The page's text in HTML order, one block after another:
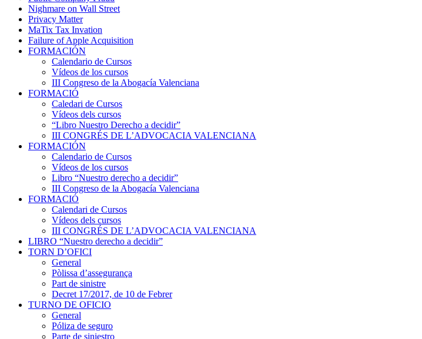
Nighmare on Wall Street
Privacy Matter
MaTix Tax Invation
Failure of Apple Acquisition
FORMACIÓN
Calendario de Cursos
Vídeos de los cursos
III Congreso de la Abogacía Valenciana
FORMACIÓ
Caledari de Cursos
Vídeos dels cursos
“Libro Nuestro Derecho a decidir”
III CONGRÉS DE L’ADVOCACIA VALENCIANA
FORMACIÓN
Calendario de Cursos
Vídeos de los cursos
Libro “Nuestro derecho a decidir”
III Congreso de la Abogacía Valenciana
FORMACIÓ
Calendari de Cursos
Vídeos dels cursos
III CONGRÉS DE L’ADVOCACIA VALENCIANA
LIBRO “Nuestro derecho a decidir”
TORN D’OFICI
General
Pòlissa d’assegurança
Part de sinistre
Decret 17/2017, de 10 de Febrer
TURNO DE OFICIO
General
Póliza de seguro
Parte de siniestro